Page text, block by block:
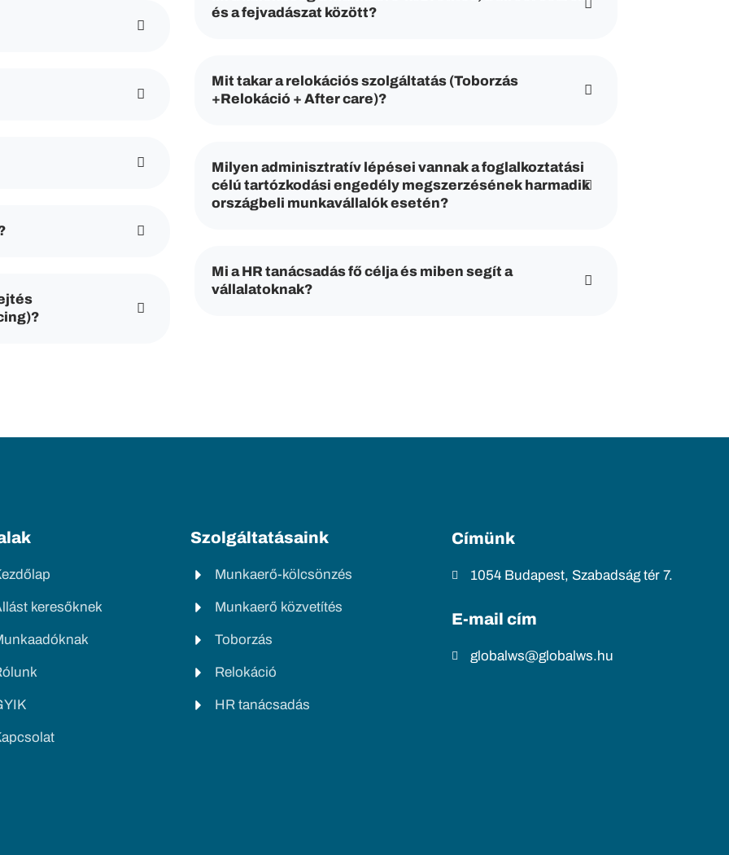
és a fejvadászat között?
Mit takar a relokációs szolgáltatás (Toborzás
+Relokáció + After care)?
Milyen adminisztratív lépései vannak a foglalkoztatási
célú tartózkodási engedély megszerzésének harmadik
országbeli munkavállalók esetén?
Mi a HR tanácsadás fő célja és miben segít a
vállalatoknak?
keresőknek
Szolgáltatásaink
Munkaerő-kölcsönzés
Munkaerő közvetítés
Toborzás
Relokáció
HR tanácsadás
Címünk
1054 Budapest, Szabadság tér 7.
E-mail cím
globalws@globalws.hu